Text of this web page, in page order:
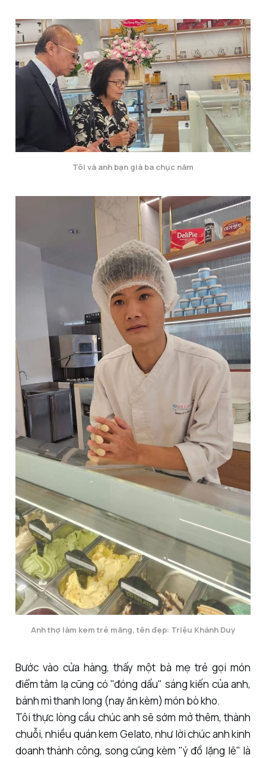
Tôi và anh bạn già ba chục năm
Anh thợ làm kem trẻ măng, tên đẹp: Triệu Khánh Duy
Bước vào cửa hàng, thấy một bà mẹ trẻ gọi món
điểm tâm lạ cũng có "đóng dấu" sáng kiến của anh,
bánh mì thanh long (nay ăn kèm) món bò kho.
Tôi thực lòng cầu chúc anh sẽ sớm mở thêm, thành
chuỗi, nhiều quán kem Gelato, như lời chúc anh kinh
doanh thành công, song cũng kèm "ý đồ lặng lẽ" là